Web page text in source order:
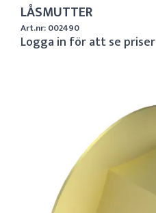
LÅSMUTTER
Art.nr: 002490
Logga in för att se priser